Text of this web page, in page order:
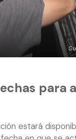
para
estará